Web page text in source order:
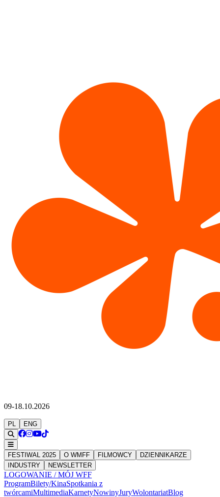
09-18.10.2026
PL ENG
FESTIWAL 2025 O WMFF FILMOWCY
DZIENNIKARZE
INDUSTRY
NEWSLETTER
LOGOWANIE / MÓJ WFF
ProgramBilety/KinaSpotkania z
twórcamiMultimediaKarnetyNowinyJuryWolontariatBlog